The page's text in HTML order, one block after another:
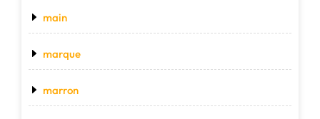
main
marque
marron